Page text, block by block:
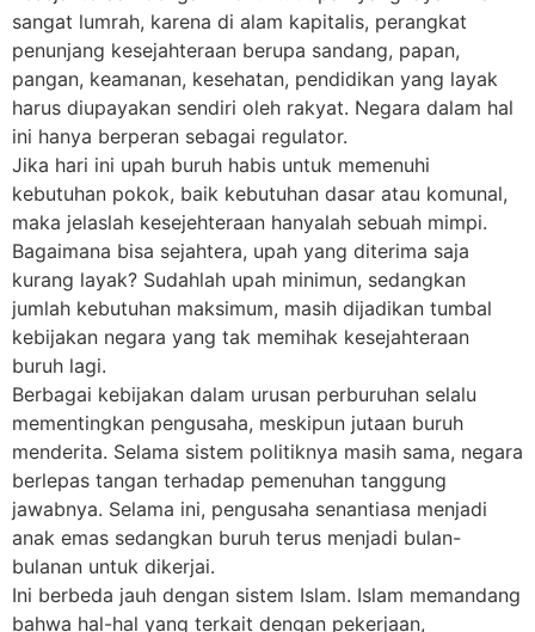
sangat lumrah, karena di alam kapitalis, perangkat
penunjang kesejahteraan berupa sandang, papan,
pangan, keamanan, kesehatan, pendidikan yang layak
harus diupayakan sendiri oleh rakyat. Negara dalam hal
ini hanya berperan sebagai regulator.
Jika hari ini upah buruh habis untuk memenuhi
kebutuhan pokok, baik kebutuhan dasar atau komunal,
maka jelaslah kesejehteraan hanyalah sebuah mimpi.
Bagaimana bisa sejahtera, upah yang diterima saja
kurang layak? Sudahlah upah minimun, sedangkan
jumlah kebutuhan maksimum, masih dijadikan tumbal
kebijakan negara yang tak memihak kesejahteraan
buruh lagi.
Berbagai kebijakan dalam urusan perburuhan selalu
mementingkan pengusaha, meskipun jutaan buruh
menderita. Selama sistem politiknya masih sama, negara
berlepas tangan terhadap pemenuhan tanggung
jawabnya. Selama ini, pengusaha senantiasa menjadi
anak emas sedangkan buruh terus menjadi bulan-
bulanan untuk dikerjai.
Ini berbeda jauh dengan sistem Islam. Islam memandang
bahwa hal-hal yang terkait dengan pekerjaan,